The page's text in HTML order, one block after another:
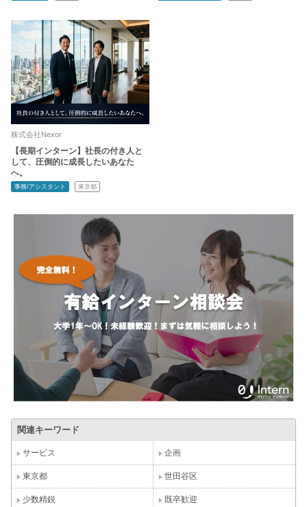
株式会社Nexor
【長期インターン】社長の付き人と
して、圧倒的に成長したいあなた
へ。
事務/アシスタント 東京都
関連キーワード
サービス 企画
東京都 世田谷区
少数精鋭 既卒歓迎